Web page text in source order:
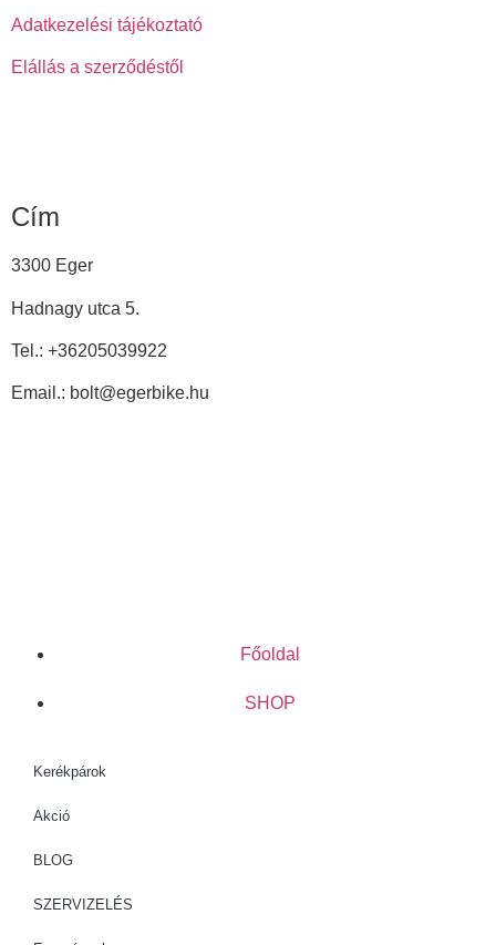
Adatkezelési tájékoztató
Elállás a szerződéstől
Cím
3300 Eger
Hadnagy utca 5.
Tel.: +36205039922
Email.: bolt@egerbike.hu
Főoldal
SHOP
Kerékpárok
Akció
BLOG
SZERVIZELÉS